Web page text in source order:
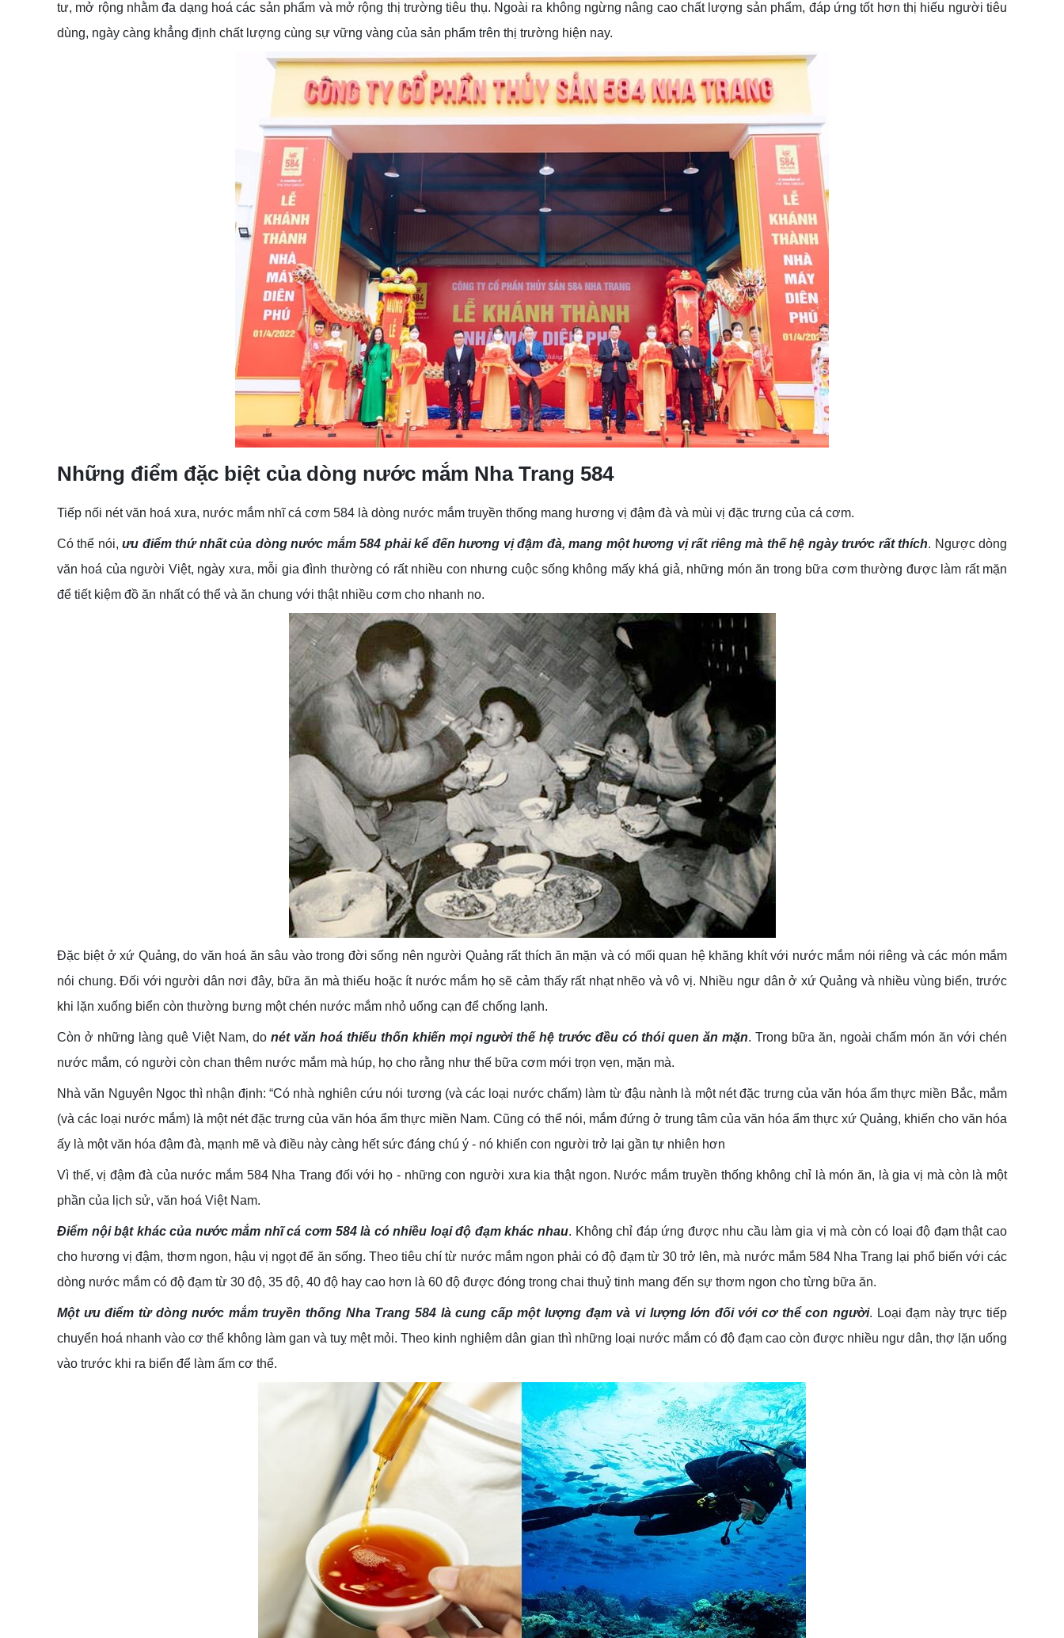
tư, mở rộng nhằm đa dạng hoá các sản phẩm và mở rộng thị trường tiêu thụ. Ngoài ra không ngừng nâng cao chất lượng sản phẩm, đáp ứng tốt hơn thị hiếu người tiêu
dùng, ngày càng khẳng định chất lượng cùng sự vững vàng của sản phẩm trên thị trường hiện nay.
Những điểm đặc biệt của dòng nước mắm Nha Trang 584
Tiếp nối nét văn hoá xưa, nước mắm nhĩ cá cơm 584 là dòng nước mắm truyền thống mang hương vị đậm đà và mùi vị đặc trưng của cá cơm.
Có thể nói,ưu điểm thứ nhất của dòng nước mắm 584 phải kể đến hương vị đậm đà, mang một hương vị rất riêng mà thế hệ ngày trước rất thích. Ngược dòng
văn hoá của người Việt, ngày xưa, mỗi gia đình thường có rất nhiều con nhưng cuộc sống không mấy khá giả, những món ăn trong bữa cơm thường được làm rất mặn
để tiết kiệm đồ ăn nhất có thể và ăn chung với thật nhiều cơm cho nhanh no.
Đặc biệt ở xứ Quảng, do văn hoá ăn sâu vào trong đời sống nên người Quảng rất thích ăn mặn và có mối quan hệ khăng khít với nước mắm nói riêng và các món mắm
nói chung. Đối với người dân nơi đây, bữa ăn mà thiếu hoặc ít nước mắm họ sẽ cảm thấy rất nhạt nhẽo và vô vị. Nhiều ngư dân ở xứ Quảng và nhiều vùng biển, trước
khi lặn xuống biển còn thường bưng một chén nước mắm nhỏ uống cạn để chống lạnh.
Còn ở những làng quê Việt Nam, do nét văn hoá thiếu thốn khiến mọi người thế hệ trước đều có thói quen ăn mặn. Trong bữa ăn, ngoài chấm món ăn với chén
nước mắm, có người còn chan thêm nước mắm mà húp, họ cho rằng như thế bữa cơm mới trọn vẹn, mặn mà.
Nhà văn Nguyên Ngọc thì nhận định: “Có nhà nghiên cứu nói tương (và các loại nước chấm) làm từ đậu nành là một nét đặc trưng của văn hóa ẩm thực miền Bắc, mắm
(và các loại nước mắm) là một nét đặc trưng của văn hóa ẩm thực miền Nam. Cũng có thể nói, mắm đứng ở trung tâm của văn hóa ẩm thực xứ Quảng, khiến cho văn hóa
ấy là một văn hóa đậm đà, mạnh mẽ và điều này càng hết sức đáng chú ý - nó khiến con người trở lại gần tự nhiên hơn
Vì thế, vị đậm đà của nước mắm 584 Nha Trang đối với họ - những con người xưa kia thật ngon. Nước mắm truyền thống không chỉ là món ăn, là gia vị mà còn là một
phần của lịch sử, văn hoá Việt Nam.
Điểm nội bật khác của nước mắm nhĩ cá cơm 584 là có nhiều loại độ đạm khác nhau. Không chỉ đáp ứng được nhu cầu làm gia vị mà còn có loại độ đạm thật cao
cho hương vị đậm, thơm ngon, hậu vị ngọt để ăn sống. Theo tiêu chí từ nước mắm ngon phải có độ đạm từ 30 trở lên, mà nước mắm 584 Nha Trang lại phổ biến với các
dòng nước mắm có độ đạm từ 30 độ, 35 độ, 40 độ hay cao hơn là 60 độ được đóng trong chai thuỷ tinh mang đến sự thơm ngon cho từng bữa ăn.
Một ưu điểm từ dòng nước mắm truyền thống Nha Trang 584 là cung cấp một lượng đạm và vi lượng lớn đối với cơ thể con người. Loại đạm này trực tiếp
chuyển hoá nhanh vào cơ thể không làm gan và tuỵ mệt mỏi. Theo kinh nghiệm dân gian thì những loại nước mắm có độ đạm cao còn được nhiều ngư dân, thợ lặn uống
vào trước khi ra biển để làm ấm cơ thể.